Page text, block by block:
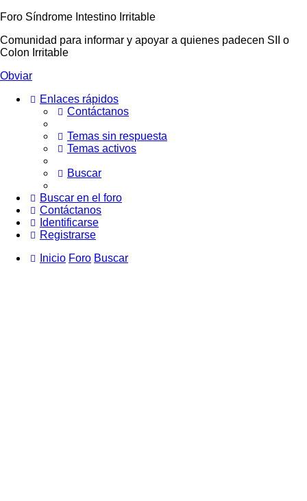
Foro Síndrome Intestino Irritable
Comunidad para informar y apoyar a quienes padecen SII o
Colon Irritable
Obviar
Enlaces rápidos
Contáctanos
Temas sin respuesta
Temas activos
Buscar
Buscar en el foro
Contáctanos
Identificarse
Registrarse
Inicio Foro Buscar